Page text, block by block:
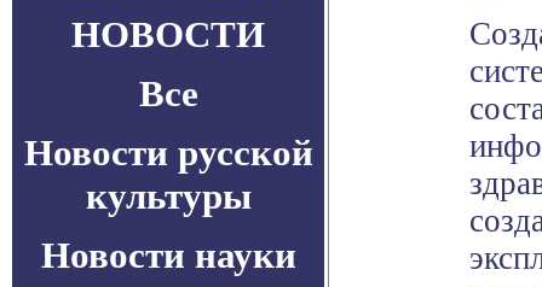
НОВОСТИ
Все
Новости русской
культуры
Новости науки